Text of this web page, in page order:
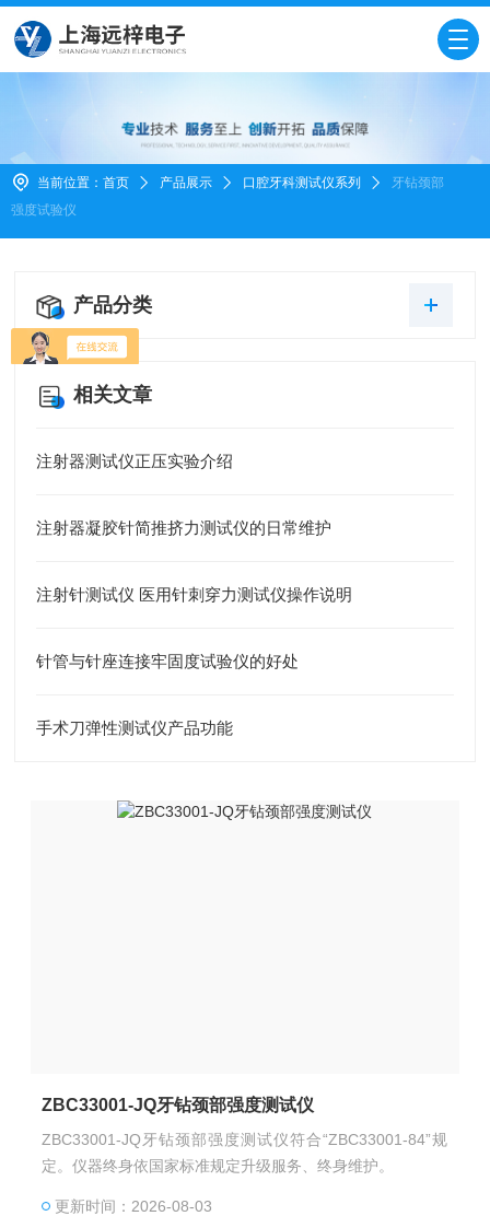
当前位置： 首页 产品展示 口腔牙科测试仪系列
牙钻颈部
强度试验仪
产品分类
相关文章
注射器测试仪正压实验介绍
注射器凝胶针简推挤力测试仪的日常维护
注射针测试仪 医用针刺穿力测试仪操作说明
针管与针座连接牢固度试验仪的好处
手术刀弹性测试仪产品功能
ZBC33001-JQ牙钻颈部强度测试仪
ZBC33001-JQ牙钻颈部强度测试仪符合“ZBC33001-84”规
定。仪器终身依国家标准规定升级服务、终身维护。
更新时间：2026-08-03